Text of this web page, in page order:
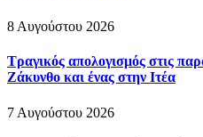
8 Αυγούστου 2026
Τραγικός απολογισμός στις
Ζάκυνθο και ένας στην Ιτέα
7 Αυγούστου 2026